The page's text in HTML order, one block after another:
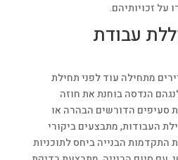
על זכויותיהם.
עבודת
מתחילה עוד לפני תחילת
הנדסה בוחנת את חוזה
סעיפים הדורשים הבהרה או
העבודות, מתבצעים ביקורי
הבנייה ביחס לתוכניות